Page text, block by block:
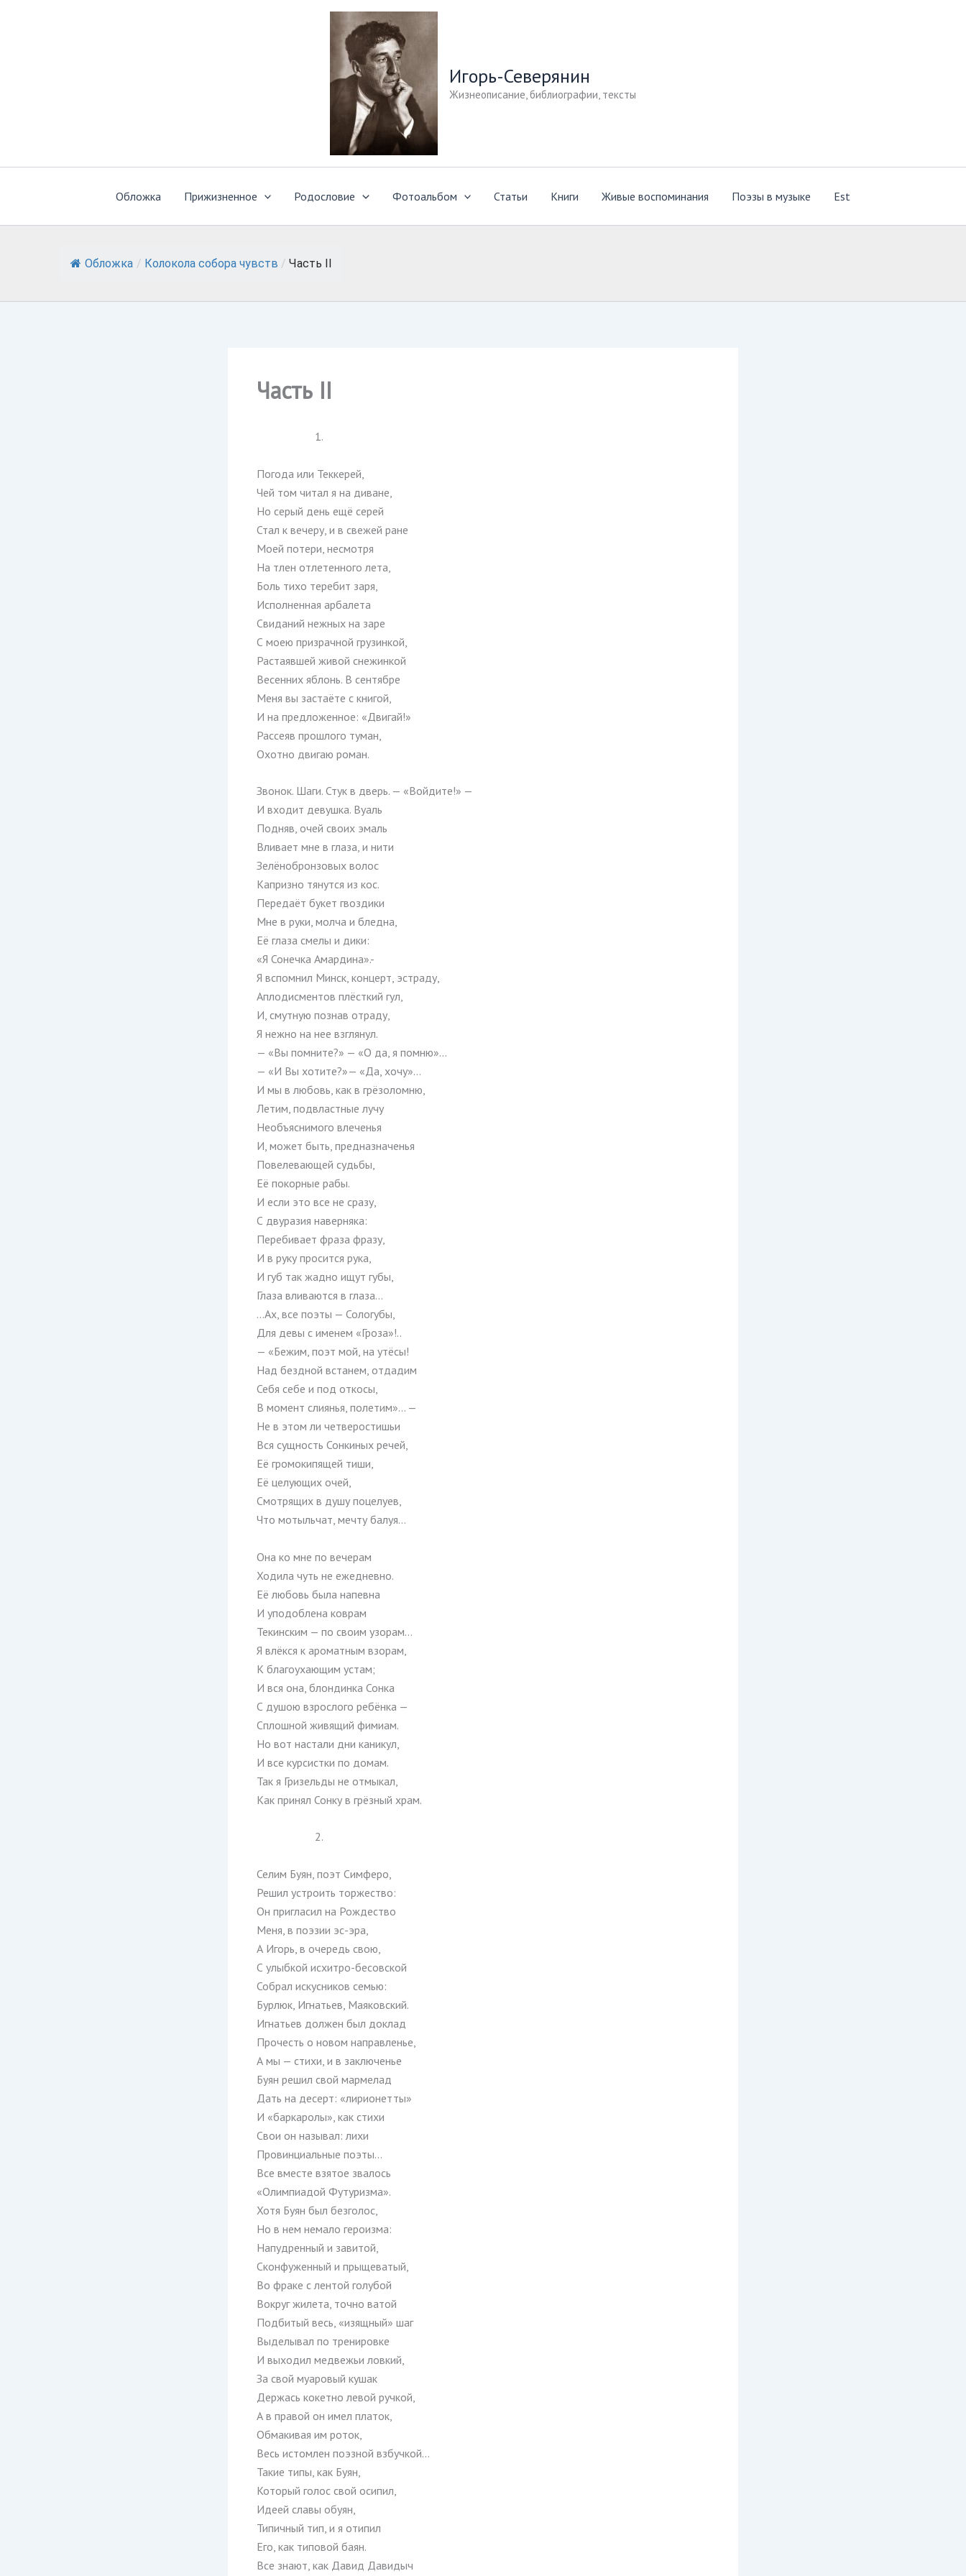
Игорь-Северянин
Жизнеописание, библиографии, тексты
Обложка Прижизненное Родословие Фотоальбом Статьи Книги Живые воспоминания Поэзы в музыке Est
Обложка / Колокола собора чувств / Часть II
Часть II
1.
Погода или Теккерей,
Чей том читал я на диване,
Но серый день ещё серей
Стал к вечеру, и в свежей ране
Моей потери, несмотря
На тлен отлетенного лета,
Боль тихо теребит заря,
Исполненная арбалета
Свиданий нежных на заре
С моею призрачной грузинкой,
Растаявшей живой снежинкой
Весенних яблонь. В сентябре
Меня вы застаёте с книгой,
И на предложенное: «Двигай!»
Рассеяв прошлого туман,
Охотно двигаю роман.
Звонок. Шаги. Стук в дверь. — «Войдите!» —
И входит девушка. Вуаль
Подняв, очей своих эмаль
Вливает мне в глаза, и нити
Зелёнобронзовых волос
Капризно тянутся из кос.
Передаёт букет гвоздики
Мне в руки, молча и бледна,
Её глаза смелы и дики:
«Я Сонечка Амардина».-
Я вспомнил Минск, концерт, эстраду,
Аплодисментов плёсткий гул,
И, смутную познав отраду,
Я нежно на нее взглянул.
— «Вы помните?» — «О да, я помню»…
— «И Вы хотите?»— «Да, xoчy»…
И мы в любовь, как в грёзоломню,
Летим, подвластные лучу
Необъяснимого влеченья
И, может быть, предназначенья
Повелевающей судьбы,
Её покорные рабы.
И если это все не сразу,
С двуразия наверняка:
Перебивает фраза фразу,
И в руку просится рука,
И губ так жадно ищут губы,
Глаза вливаются в глаза…
…Ах, все поэты — Сологубы,
Для девы с именем «Гроза»!..
— «Бежим, поэт мой, на утёсы!
Над бездной встанем, отдадим
Себя себе и под откосы,
В момент слиянья, полетим»… —
Не в этом ли четверостишьи
Вся сущность Сонкиных речей,
Её громокипящей тиши,
Её целующих очей,
Смотрящих в душу поцелуев,
Что мотыльчат, мечту балуя…
Она ко мне по вечерам
Ходила чуть не ежедневно.
Её любовь была напевна
И уподоблена коврам
Текинским — по своим узорам…
Я влёкся к ароматным взорам,
К благоухающим устам;
И вся она, блондинка Сонка
С душою взрослого ребёнка —
Сплошной живящий фимиам.
Но вот настали дни каникул,
И все курсистки по домам.
Так я Гризельды не отмыкал,
Как принял Сонку в грёзный храм.
2.
Селим Буян, поэт Симферо,
Решил устроить торжество:
Он пригласил на Рождество
Меня, в поэзии эс-эра,
А Игорь, в очередь свою,
С улыбкой исхитро-бесовской
Собрал искусников семью:
Бурлюк, Игнатьев, Маяковский.
Игнатьев должен был доклад
Прочесть о новом направленье,
А мы — стихи, и в заключенье
Буян решил свой мармелад
Дать на десерт: «лирионетты»
И «баркаролы», как стихи
Свои он называл: лихи
Провинциальные поэты…
Все вместе взятое звалось
«Олимпиадой Футуризма».
Хотя Буян был безголос,
Но в нем немало героизма:
Напудренный и завитой,
Сконфуженный и прыщеватый,
Во фраке с лентой голубой
Вокруг жилета, точно ватой
Подбитый весь, «изящный» шаг
Выделывал по тренировке
И выходил медвежьи ловкий,
За свой муаровый кушак
Держась кокетно левой ручкой,
А в правой он имел платок,
Обмакивая им роток,
Весь истомлен поэзной взбучкой…
Такие типы, как Буян,
Который голос свой осипил,
Идеей славы обуян,
Типичный тип, и я отипил
Его, как типовой баян.
Все знают, как Давид Давидыч